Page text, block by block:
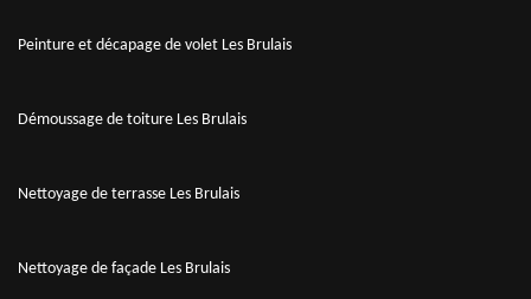
Peinture et décapage de volet Les Brulais
Démoussage de toiture Les Brulais
Nettoyage de terrasse Les Brulais
Nettoyage de façade Les Brulais